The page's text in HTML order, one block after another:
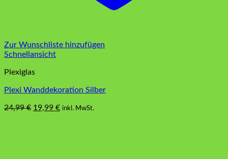
Zur Wunschliste hinzufügen
Schnellansicht
Plexiglas
Plexi Wanddekoration Silber
24,99€ Ursprünglicher
19,99 €Aktueller
inkl. MwSt.